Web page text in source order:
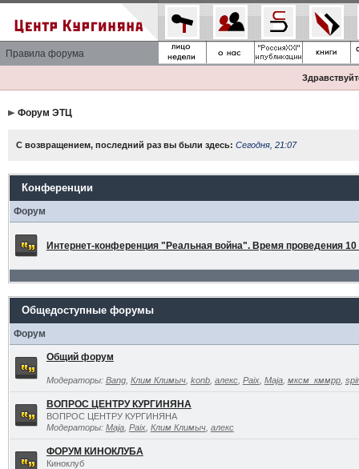
Правила форума
Форум ЭТЦ
С возвращением, последний раз вы были здесь: Сегодня, 21:07
Конференции
Форум
Интернет-конференция "Реальная война". Время проведения 10
Общедоступные форумы
Форум
Общий форум
Модераторы: Bang, Клим Климыч, konb, алекс, Paix, Maja, мксм_кммрр,
ВОПРОС ЦЕНТРУ КУРГИНЯНА
ВОПРОС ЦЕНТРУ КУРГИНЯНА
Модераторы: Maja, Paix, Клим Климыч, алекс
ФОРУМ КИНОКЛУБА
Киноклуб